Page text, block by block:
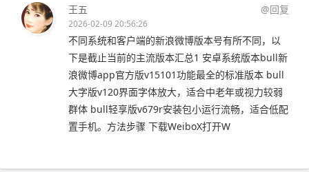
王五 @回复
2026-02-09 20:56:26
不同系统和客户端的新浪微博版本号有所不同，以
下是截止当前的主流版本汇总1 安卓系统版本bull新
浪微博app官方版v15101功能最全的标准版本 bull
大字版v120界面字体放大，适合中老年或视力较弱
群体 bull轻享版v679r安装包小运行流畅，适合低配
置手机。方法步骤 下载WeiboX打开W